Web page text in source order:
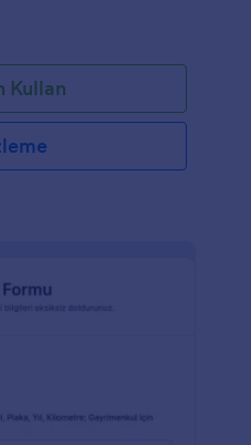
Kullan